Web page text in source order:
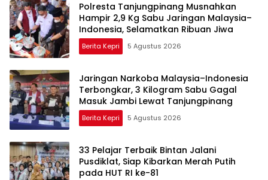
Polresta Tanjungpinang Musnahkan
Hampir 2,9 Kg Sabu Jaringan Malaysia–
Indonesia, Selamatkan Ribuan Jiwa
Berita Kepri 5 Agustus 2026
Jaringan Narkoba Malaysia–Indonesia
Terbongkar, 3 Kilogram Sabu Gagal
Masuk Jambi Lewat Tanjungpinang
Berita Kepri 5 Agustus 2026
33 Pelajar Terbaik Bintan Jalani
Pusdiklat, Siap Kibarkan Merah Putih
pada HUT RI ke-81